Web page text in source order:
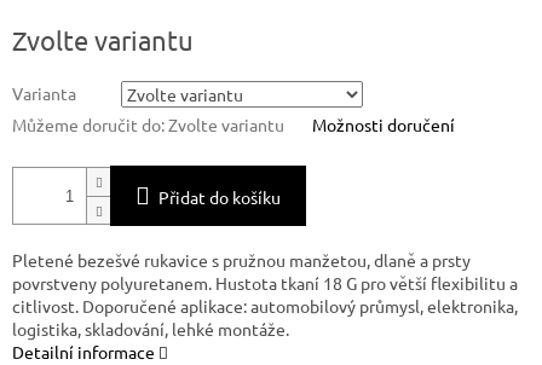
cena:
Zvolte variantu
Varianta
Můžeme doručit do:Zvolte variantu Možnosti doručení
Přidat do košíku
Pletené bezešvé rukavice s pružnou manžetou, dlaně a prsty
povrstveny polyuretanem. Hustota tkaní 18 G pro větší flexibilitu a
citlivost. Doporučené aplikace: automobilový průmysl, elektronika,
logistika, skladování, lehké montáže.
Detailní informace